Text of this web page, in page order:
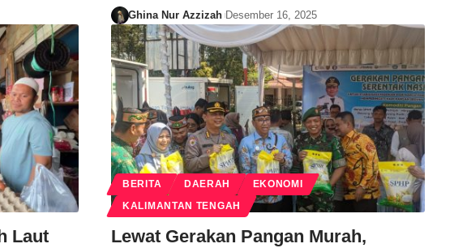
Ghina Nur Azzizah Desember 16, 2025
Laut
BERITA DAERAH EKONOMI
KALIMANTAN TENGAH
Lewat Gerakan Pangan Murah,